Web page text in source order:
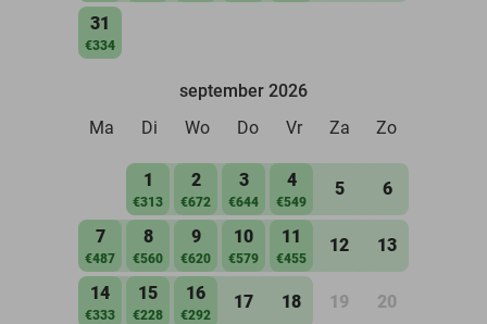
31
€334
september 2026
Ma
Di Wo Do Vr Za Zo
1
€313
2
€672
3
€644
4
€549
5 6
7
€487
8
€560
9
€620
10
€579
11
€455
12 13
14
€333
15
€228
16
€292
17 18 19 20